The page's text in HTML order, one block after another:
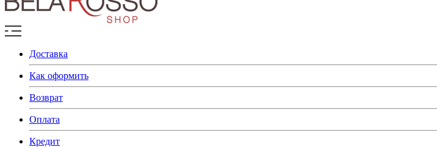
Доставка
Как оформить
Возврат
Оплата
Кредит